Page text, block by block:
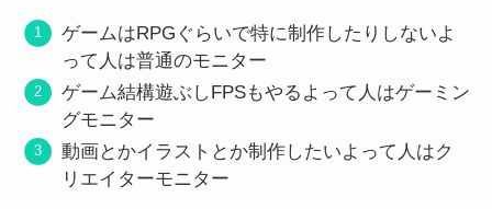
ゲームはRPGぐらいで特に制作したりしないよ
って人は普通のモニター
ゲーム結構遊ぶしFPSもやるよって人はゲーミン
グモニター
動画とかイラストとか制作したいよって人はク
リエイターモニター